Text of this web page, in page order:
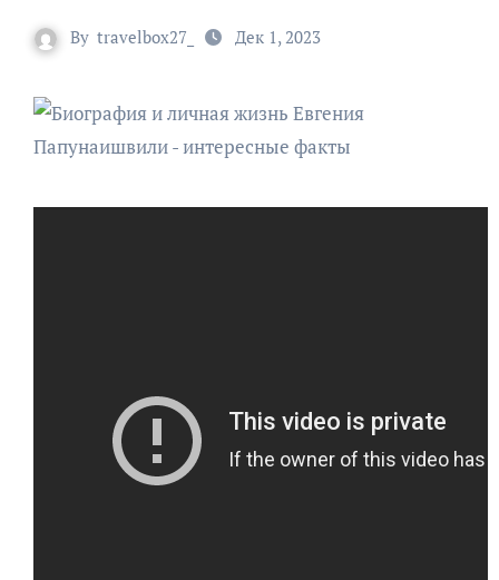
By travelbox27_ Дек 1, 2023